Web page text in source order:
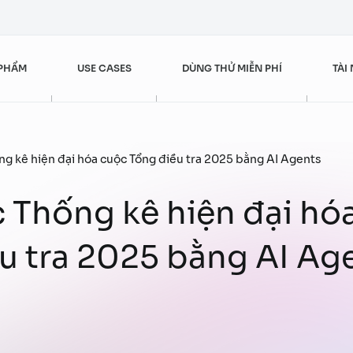
Nâng cao trải nghiệm khách hàng
Dịch vụ khách hàng
Quản trị trải nghiệm khách hàng
FPT AI Agents
FPT AI Engage
FPT AI Read
USE CASES
Tài chính – Ngân hàng
Bán lẻ
Sales & Marketing
DÙNG THỬ MIỄN PHÍ TÀI
Bài viết
Videos
Câu chuyện thành công
kê hiện đại hóa cuộc Tổng điều tra 2025 bằng AI Agents
Thống kê hiện đại
tra 2025 bằng AI